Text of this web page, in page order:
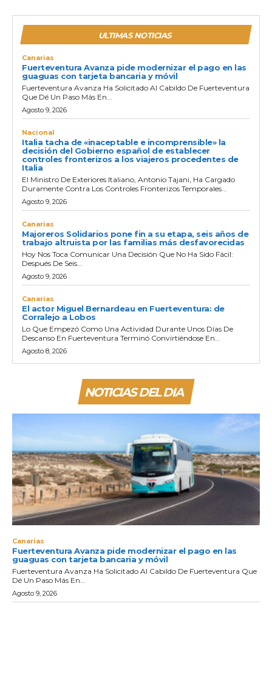
ULTIMAS NOTICIAS
Canarias
Fuerteventura Avanza pide modernizar el pago en las
guaguas con tarjeta bancaria y móvil
Fuerteventura Avanza Ha Solicitado Al Cabildo De Fuerteventura
Que Dé Un Paso Más En...
Agosto 9, 2026
Nacional
Italia tacha de «inaceptable e incomprensible» la
decisión del Gobierno español de establecer
controles fronterizos a los viajeros procedentes de
Italia
El Ministro De Exteriores Italiano, Antonio Tajani, Ha Cargado
Duramente Contra Los Controles Fronterizos Temporales...
Agosto 9, 2026
Canarias
Majoreros Solidarios pone fin a su etapa, seis años de
trabajo altruista por las familias más desfavorecidas
Hoy Nos Toca Comunicar Una Decisión Que No Ha Sido Fácil:
Después De Seis...
Agosto 9, 2026
Canarias
El actor Miguel Bernardeau en Fuerteventura: de
Corralejo a Lobos
Lo Que Empezó Como Una Actividad Durante Unos Días De
Descanso En Fuerteventura Terminó Convirtiéndose En...
Agosto 8, 2026
NOTICIAS DEL DIA
Canarias
Fuerteventura Avanza pide modernizar el pago en las
guaguas con tarjeta bancaria y móvil
Fuerteventura Avanza Ha Solicitado Al Cabildo De Fuerteventura Que
Dé Un Paso Más En...
Agosto 9, 2026